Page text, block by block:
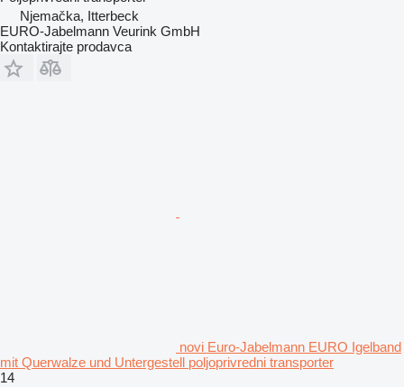
Njemačka, Itterbeck
EURO-Jabelmann Veurink GmbH
Kontaktirajte prodavca
novi Euro-Jabelmann EURO Igelband
mit Querwalze und Untergestell poljoprivredni transporter
14